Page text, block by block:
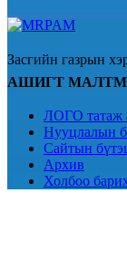
Засгийн газрын
АШИГТ
ЛОГО татаж
Нууцлалын
Сайтын
Архив
Холбоо